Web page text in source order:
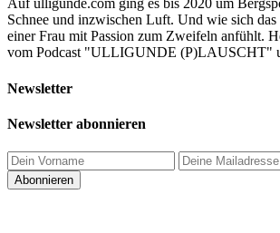
Auf ulligunde.com ging es bis 2020 um
Schnee und inzwischen Luft. Und wie sich
einer Frau mit Passion zum Zweifeln anfühlt.
vom Podcast "ULLIGUNDE (P)LAUSCHT"
Newsletter
Newsletter abonnieren